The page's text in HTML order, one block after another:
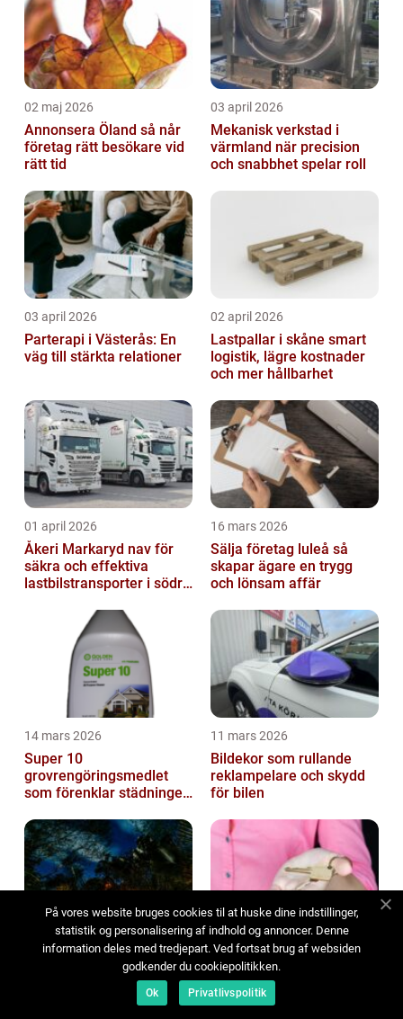
02 maj 2026
Annonsera Öland så når
företag rätt besökare vid
rätt tid
03 april 2026
Mekanisk verkstad i
värmland när precision
och snabbhet spelar roll
03 april 2026
Parterapi i Västerås: En
väg till stärkta relationer
02 april 2026
Lastpallar i skåne smart
logistik, lägre kostnader
och mer hållbarhet
01 april 2026
Åkeri Markaryd nav för
säkra och effektiva
lastbilstransporter i södra
16 mars 2026
Sälja företag luleå så
skapar ägare en trygg
och lönsam affär
14 mars 2026
Super 10
grovrengöringsmedlet
som förenklar städningen
11 mars 2026
Bildekor som rullande
reklampelare och skydd
för bilen
08 mars 2026
Grövelsjön boende så
hittar du rätt stuga i
07 mars 2026
Hyra ut lägenhet: så gör
du tryggt, lagligt och
lönsamt
På vores website bruges cookies til at huske dine indstillinger,
statistik og personalisering af indhold og annoncer. Denne
information deles med tredjepart. Ved fortsat brug af websiden
godkender du cookiepolitikken.
Ok Privatlivspolitik